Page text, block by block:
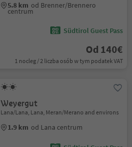
5.8 km od Brenner/Brennero
centrum
Südtirol Guest Pass
Od 140€
1 nocleg / 2 liczba osób w tym podatek VAT
Weyergut
Lana/Lana, Lana, Meran/Merano and environs
1.9 km od Lana centrum